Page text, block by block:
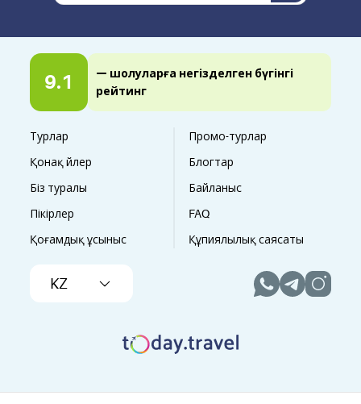
9.1
— шолуларға негізделген бүгінгі
рейтинг
Турлар
Промо-турлар
Қонақ үйлер
Блогтар
Біз туралы
Байланыс
Пікірлер
FAQ
Қоғамдық ұсыныс
Құпиялылық саясаты
KZ